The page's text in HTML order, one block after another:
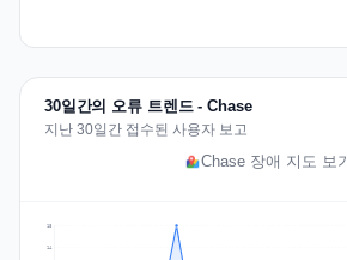
30일간의 오류 트렌드 - Chase
지난 30일간 접수된 사용자 보고
Chase 장애 지도 보기
14
18